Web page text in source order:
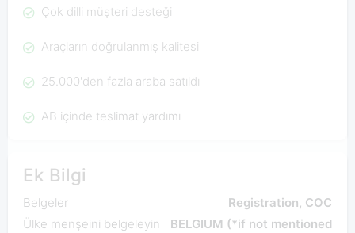
Çok dilli müşteri desteği
Araçların doğrulanmış kalitesi
25.000'den fazla araba satıldı
AB içinde teslimat yardımı
Ek Bilgi
Belgeler
Registration, COC
Ülke menşeini belgeleyin
BELGIUM (*if not mentioned